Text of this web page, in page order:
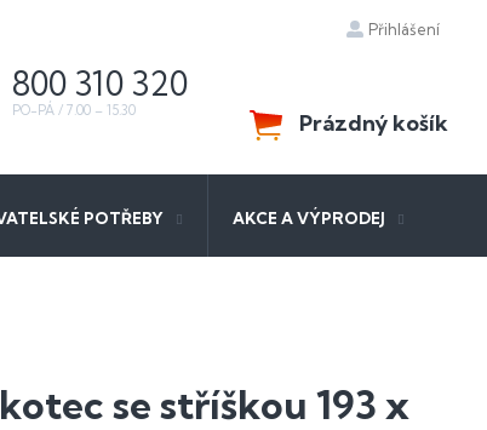
Přihlášení
800 310 320
NÁKUPNÍ
KOŠÍK
Prázdný košík
POTŘEBY AKCE A VÝPRODEJ
se stříškou 193 x